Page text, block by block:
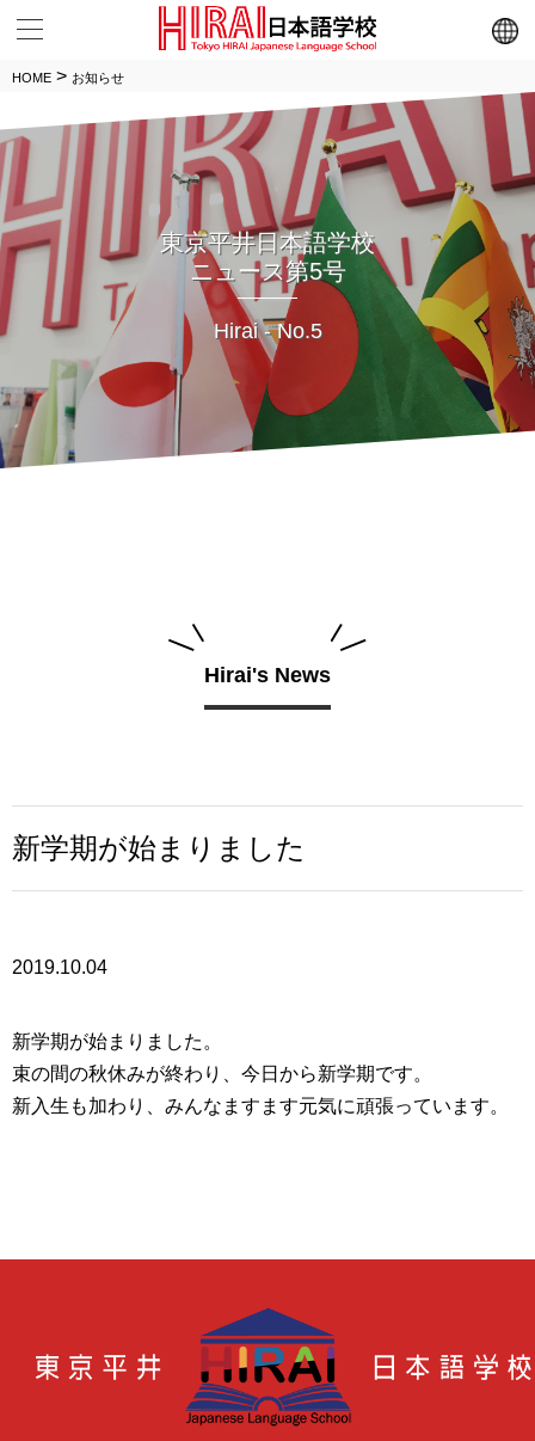
メニュー
HOME > お知らせ
東京平井日本語学校
ニュース第5号
Hirai - No.5
Hirai's News
新学期が始まりました
2019.10.04
新学期が始まりました。
束の間の秋休みが終わり、今日から新学期です。
新入生も加わり、みんなますます元気に頑張っています。